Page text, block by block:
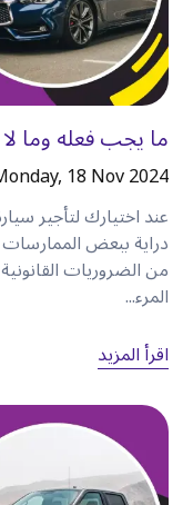
توفر السيارة
•مرونة أكبر.
•خصوصية أفضل.
راحة أكبر.
•سهولة أكبر في
•حرية الاستكشاف
بالنسبة للزوار
يصبحاستئجار سيارة
لماذا تختار كويك
للعملاء المقيمين
يستفيد العملاء من :
سيارات اقتصادية،
ما يجب فعله وما
18 Nov 2024
عند اختيارك لتأجير
دراية ببعض
من الضروريات
المرء...
اقرأ المزيد